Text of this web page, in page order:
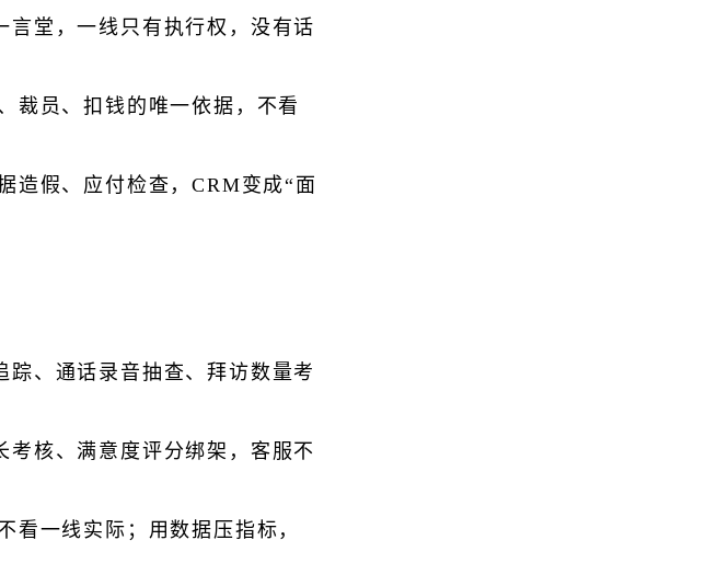
言堂，一线只有执行权，没有话
裁员、扣钱的唯一依据，不看
造假、应付检查，CRM变成“面
踪、通话录音抽查、拜访数量考
考核、满意度评分绑架，客服不
看一线实际；用数据压指标，